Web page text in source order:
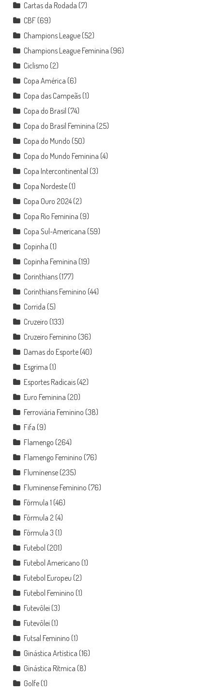
Cartas da Rodada (7)
CBF(69)
Champions League(52)
Champions League Feminina (96)
Ciclismo (2)
Copa América (6)
Copa das Campeãs(1)
Copa do Brasil (74)
Copa do Brasil Feminina (25)
Copa do Mundo (50)
Copa do Mundo Feminina (4)
Copa Intercontinental (3)
Copa Nordeste(1)
Copa Ouro 2024(2)
Copa Rio Feminina (9)
Copa Sul-Americana (59)
Copinha (1)
Copinha Feminina (19)
Corinthians(177)
Corinthians Feminino (44)
Corrida (5)
Cruzeiro (133)
Cruzeiro Feminino (36)
Damas do Esporte(40)
Esgrima (1)
Esportes Radicais(42)
Euro Feminina (20)
Ferroviária Feminino (38)
Fifa (9)
Flamengo (264)
Flamengo Feminino (76)
Fluminense(235)
Fluminense Feminino (76)
Fórmula 1 (46)
Fórmula 2(4)
Fórmula 3 (1)
Futebol (201)
Futebol Americano (1)
Futebol Europeu (2)
Futebol Feminino (1)
Futevôlei (3)
Futevôlei (1)
Futsal Feminino (1)
Ginástica Artística (16)
Ginástica Rítmica (8)
Golfe(1)